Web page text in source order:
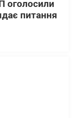
оголосили
питання